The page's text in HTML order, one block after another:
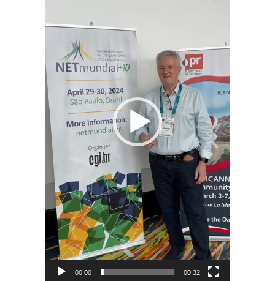
00:00 00:32